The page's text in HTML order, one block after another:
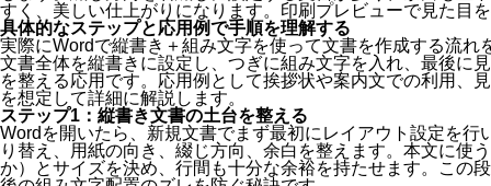
すく、美しい仕上がりになります。印刷プレビューで見た目
具体的なステップと応用例で手順を理解する
実際にWordで縦書き＋組み文字を使って文書を作成する流れ
文書全体を縦書きに設定し、つぎに組み文字を入れ、最後に
を整える応用です。応用例として挨拶状や案内文での利用、
を想定して詳細に解説します。
ステップ1：縦書き文書の土台を整える
Wordを開いたら、新規文書でまず最初にレイアウト設定を行
り替え、用紙の向き、綴じ方向、余白を整えます。本文に使
か）とサイズを決め、行間も十分な余裕を持たせます。この